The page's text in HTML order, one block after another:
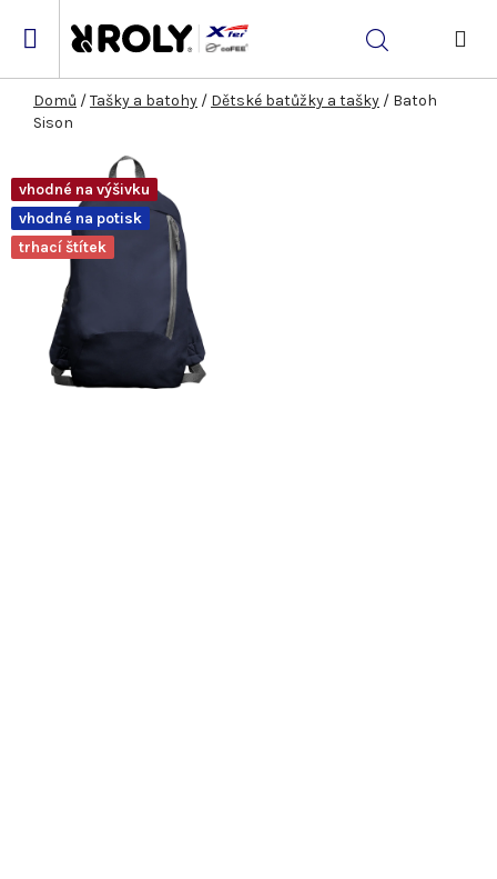
Hledat
Domů /Tašky a batohy / Dětské batůžky a tašky / Batoh
Sison
vhodné na výšivku
vhodné na potisk
trhací štítek